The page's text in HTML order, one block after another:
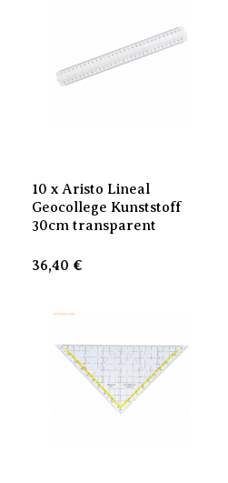
10 x Aristo Lineal
Geocollege Kunststoff
30cm transparent
36,40 €